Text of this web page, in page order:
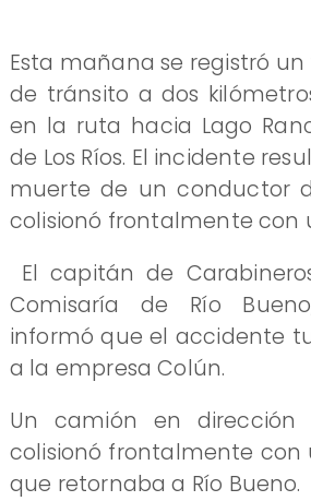
​Esta mañana se registró
de tránsito a dos
en la ruta hacia Lago
de Los Ríos. El incidente
muerte de un conductor
colisionó frontalmente con
El capitán de
Comisaría de Río
informó que el accidente
a la empresa Colún.
Un camión en dirección
colisionó frontalmente
que retornaba a Río Bueno.